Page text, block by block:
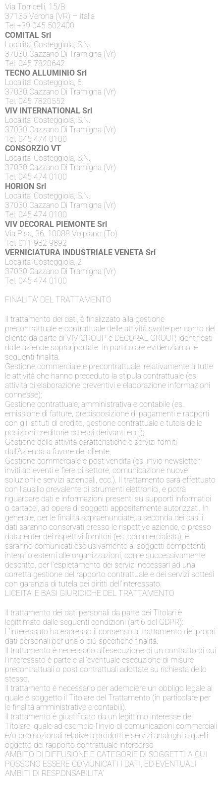
Via Torricelli, 15/B
37135 Verona (VR) – Italia
Tel +39 045 502400
COMITAL Srl
Localita’ Costeggiola, S.N.
37030 Cazzano Di Tramigna (Vr)
Tel. 045 7820642
TECNO ALLUMINIO Srl
Localita’ Costeggiola, 6
37030 Cazzano Di Tramigna (Vr)
Tel. 045 7820552
VIV INTERNATIONAL Srl
Localita’ Costeggiola, S.N.
37030 Cazzano Di Tramigna (Vr)
Tel. 045 474 0100
CONSORZIO VT
Localita’ Costeggiola, S.N.
37030 Cazzano Di Tramigna (Vr)
Tel. 045 474 0100
HORION Srl
Localita’ Costeggiola, S.N.
37030 Cazzano Di Tramigna (Vr)
Tel. 045 474 0100
VIV DECORAL PIEMONTE Srl
Via Pisa, 36, 10088 Volpiano (To)
Tel. 011 982 9892
VERNICIATURA INDUSTRIALE VENETA Srl
Localita’ Costeggiola, 2
37030 Cazzano Di Tramigna (Vr)
Tel. 045 474 0100
FINALITA’ DEL TRATTAMENTO
Il trattamento dei dati, è finalizzato alla gestione
precontrattuale e contrattuale delle attività svolte per conto del
cliente da parte di VIV GROUP e DECORAL GROUP, identificati
dalle aziende soprariportate. In particolare evidenziamo le
seguenti finalità.
Gestione commerciale e precontrattuale, relativamente a tutte
le attività che hanno preceduto la stipula contrattuale (es.
attività di elaborazione preventivi e elaborazione informazioni
connesse);
Gestione contrattuale, amministrativa e contabile (es.
emissione di fatture, predisposizione di pagamenti e rapporti
con gli istituti di credito, gestione contrattuale e tutela delle
posizioni creditorie da essi derivanti ecc.);
Gestione delle attività caratteristiche e servizi forniti
dall’Azienda a favore del cliente;
Gestione commerciale e post vendita (es. invio newsletter,
inviti ad eventi e fiere di settore, comunicazione nuove
soluzioni e servizi aziendali, ecc.). Il trattamento sarà effettuato
con l’ausilio prevalente di strumenti elettronici, e potrà
riguardare dati e informazioni presenti su supporti informatici
o cartacei, ad opera di soggetti appositamente autorizzati. In
generale, per le finalità sopraenunciate, a seconda dei casi i
dati saranno conservati presso le rispettive aziende, o presso
datacenter dei rispettivi fornitori (es. commercialista), e
saranno comunicati esclusivamente ai soggetti competenti,
interni o esterni alle organizzazioni, come successivamente
descritto, per l’espletamento dei servizi necessari ad una
corretta gestione del rapporto contrattuale e dei servizi sottesi
con garanzia di tutela dei diritti dell’interessato.
LICEITA’ E BASI GIURIDICHE DEL TRATTAMENTO
Il trattamento dei dati personali da parte dei Titolari è
legittimato dalle seguenti condizioni (art.6 del GDPR):
L’interessato ha espresso il consenso al trattamento dei propri
dati personali per una o più specifiche finalità.
Il trattamento è necessario all’esecuzione di un contratto di cui
l’interessato è parte e all’eventuale esecuzione di misure
precontrattuali o post contrattuali adottate su richiesta dello
stesso.
Il trattamento è necessario per adempiere un obbligo legale al
quale è soggetto il Titolare del Trattamento (in particolare per
le finalità amministrative e contabili).
Il trattamento è giustificato da un legittimo interesse del
Titolare, quale ad esempio l’invio di comunicazioni commerciali
e/o promozionali relative a prodotti e servizi analoghi a quelli
oggetto del rapporto contrattuale intercorso
AMBITO DI DIFFUSIONE E CATEGORIE DI SOGGETTI A CUI
POSSONO ESSERE COMUNICATI I DATI, ED EVENTUALI
AMBITI DI RESPONSABILITA’